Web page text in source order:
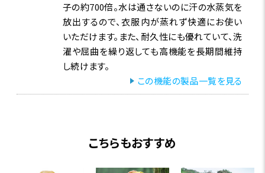
子の約700倍。水は通さないのに汗の水蒸気を
放出するので、衣服内が蒸れず快適にお使い
いただけます。また、耐久性にも優れていて、洗
濯や屈曲を繰り返しても高機能を長期間維持
し続けます。
この機能の製品一覧を見る
こちらもおすすめ